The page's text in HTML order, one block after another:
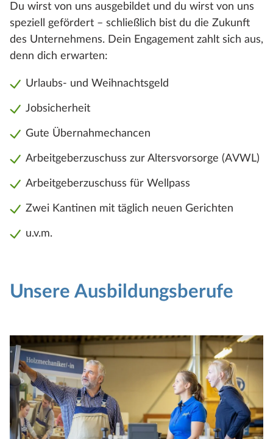
Du wirst von uns ausgebildet und du wirst von uns
speziell gefördert – schließlich bist du die Zukunft
des Unternehmens. Dein Engagement zahlt sich aus,
denn dich erwarten:
Urlaubs- und Weihnachtsgeld
Jobsicherheit
Gute Übernahmechancen
Arbeitgeberzuschuss zur Altersvorsorge (AVWL)
Arbeitgeberzuschuss für Wellpass
Zwei Kantinen mit täglich neuen Gerichten
u.v.m.
Unsere Ausbildungsberufe